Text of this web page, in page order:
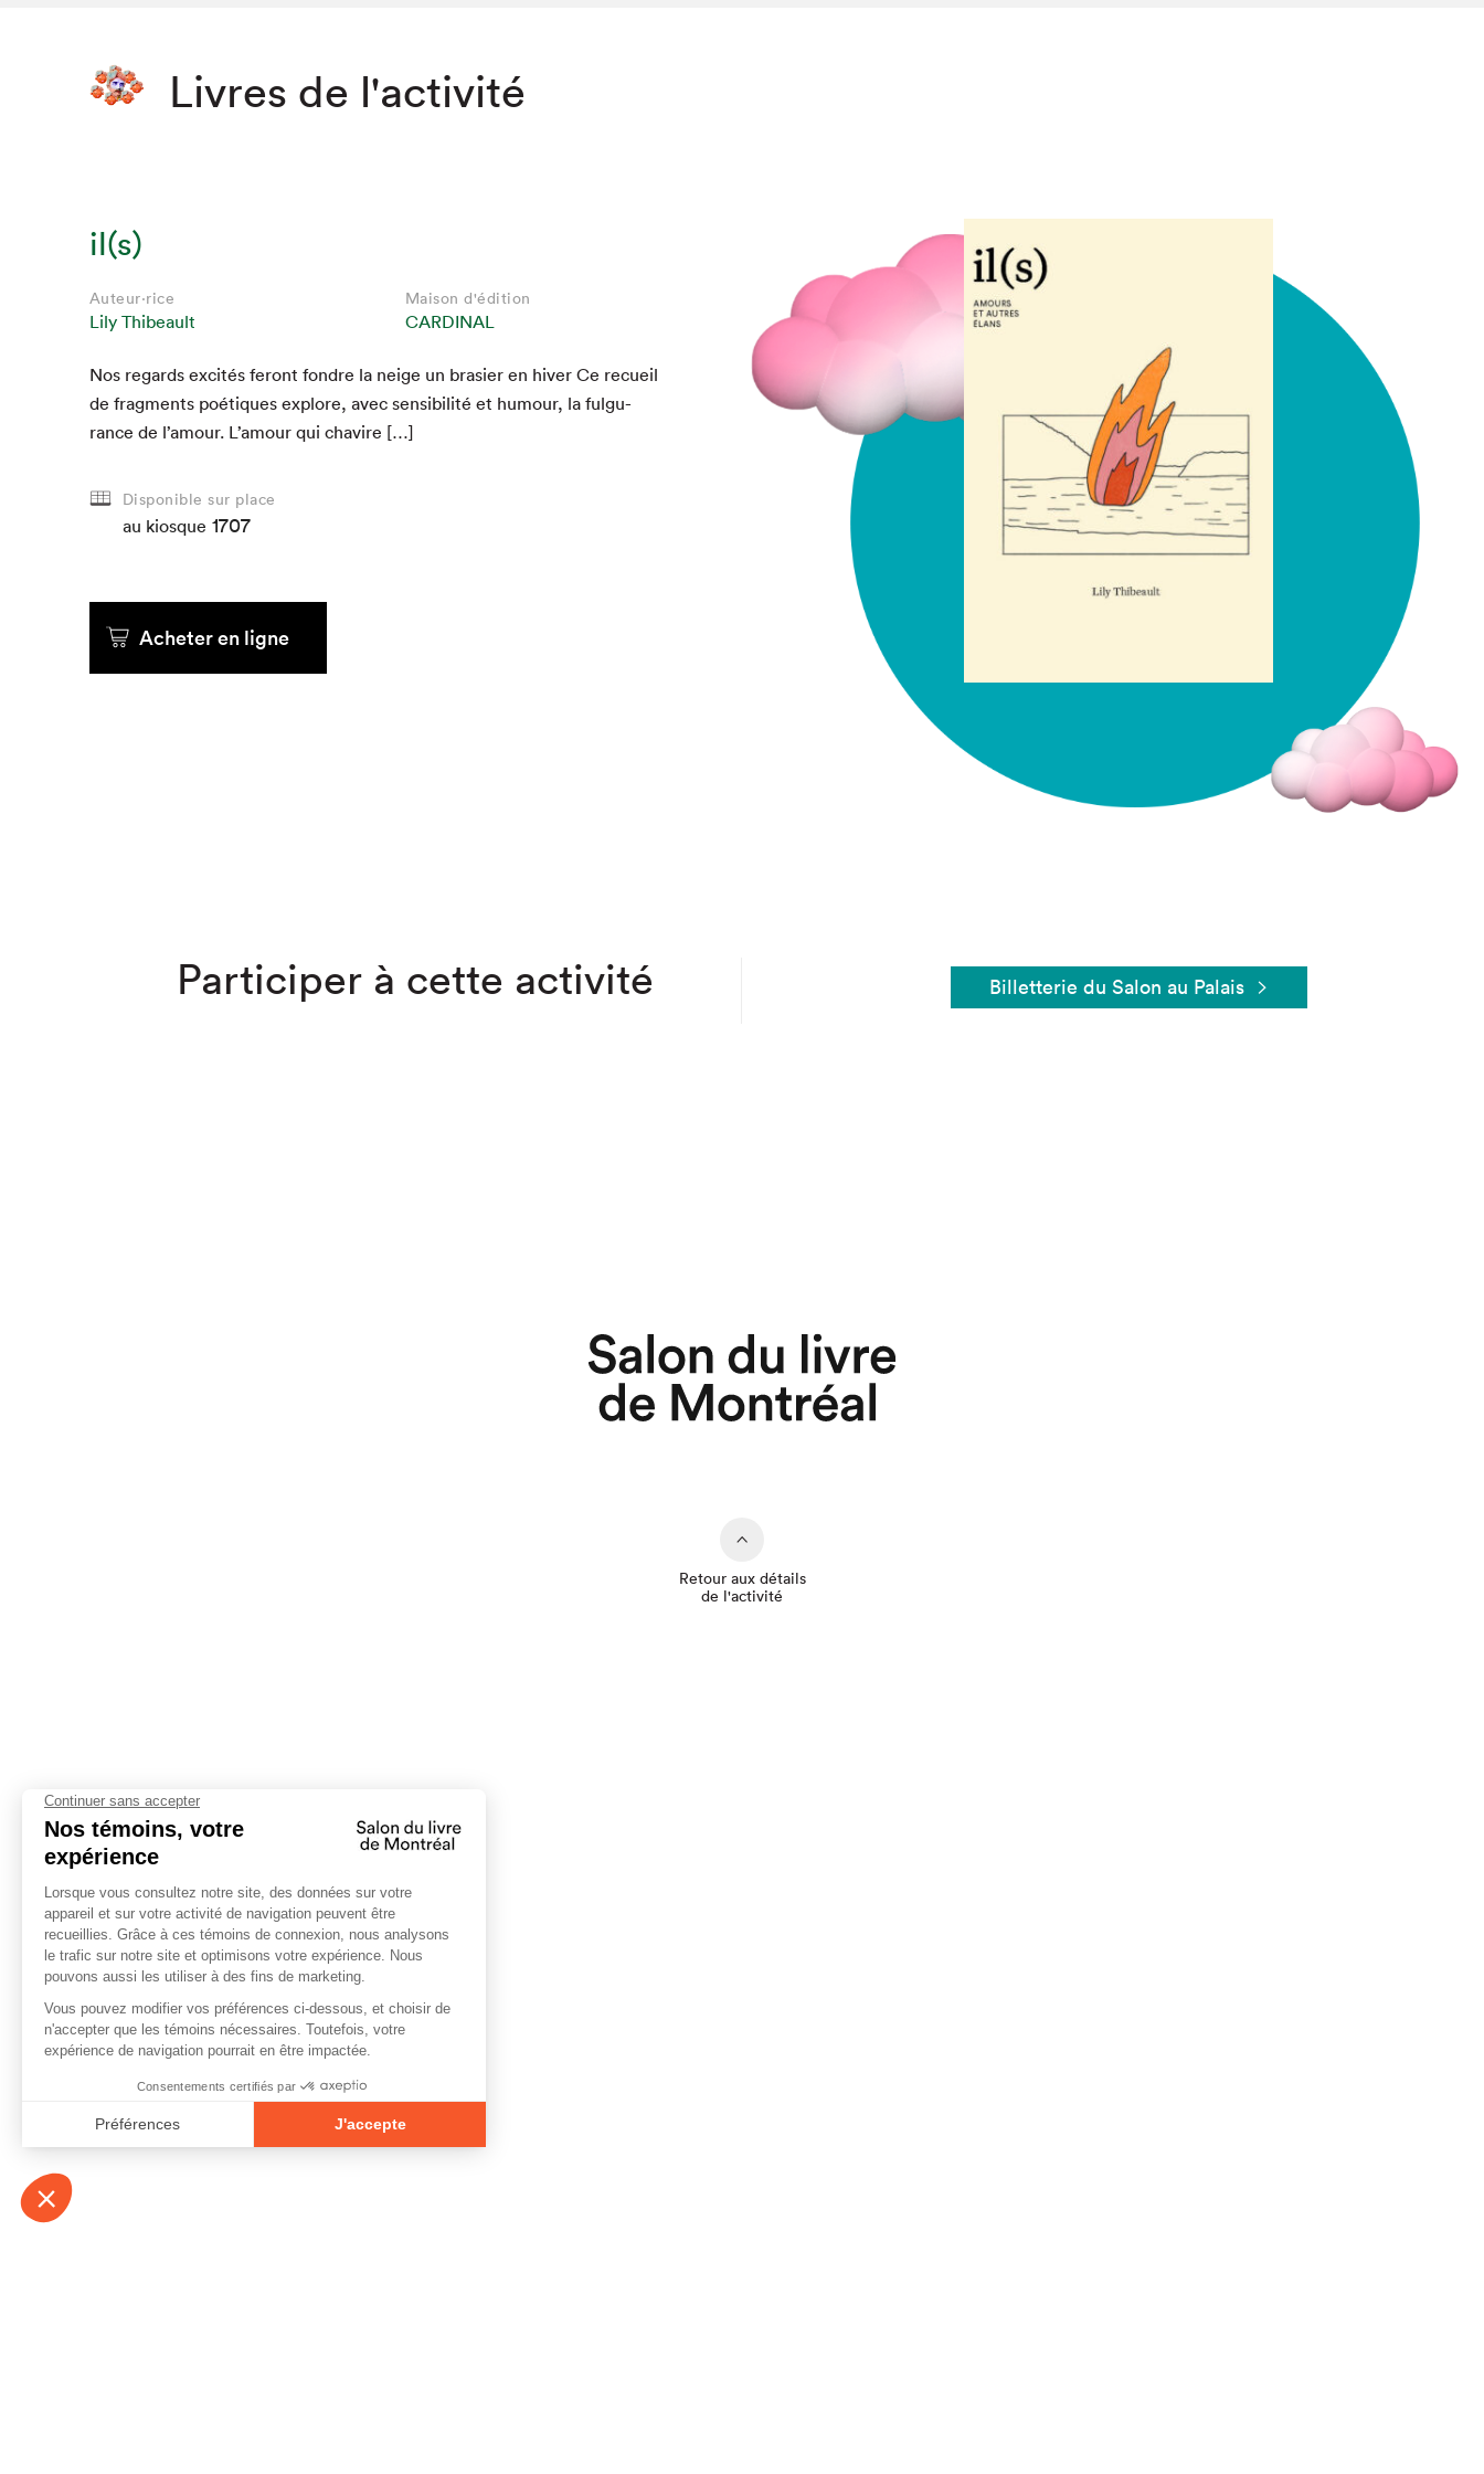
Livres de l'activité
il(s)
Auteur·rice
Lily Thibeault
Maison d'édition
CARDINAL
Nos regards excités fer­ont fon­dre la neige un brasi­er en hiv­er Ce recueil
de frag­ments poé­tiques explore, avec sen­si­bil­ité et humour, la ful­gu­
rance de l’amour. L’amour qui chavire […]
Disponible sur place
au kiosque 1707
Acheter en ligne
Participer à cette activité Billetterie du Salon au Palais
Retour aux détails
de l'activité